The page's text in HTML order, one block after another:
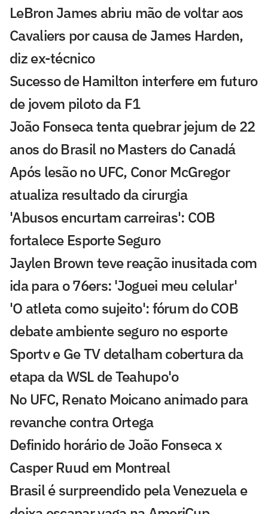
LeBron James abriu mão de voltar aos
Cavaliers por causa de James Harden,
diz ex-técnico
Sucesso de Hamilton interfere em futuro
de jovem piloto da F1
João Fonseca tenta quebrar jejum de 22
anos do Brasil no Masters do Canadá
Após lesão no UFC, Conor McGregor
atualiza resultado da cirurgia
'Abusos encurtam carreiras': COB
fortalece Esporte Seguro
Jaylen Brown teve reação inusitada com
ida para o 76ers: 'Joguei meu celular'
'O atleta como sujeito': fórum do COB
debate ambiente seguro no esporte
Sportv e Ge TV detalham cobertura da
etapa da WSL de Teahupo'o
No UFC, Renato Moicano animado para
revanche contra Ortega
Definido horário de João Fonseca x
Casper Ruud em Montreal
Brasil é surpreendido pela Venezuela e